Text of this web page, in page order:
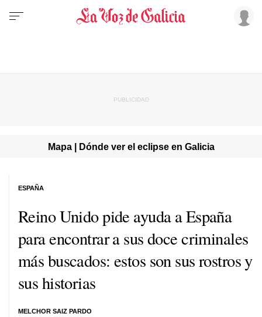
Mapa | Dónde ver el eclipse en Galicia
Reino Unido pide ayuda a España
para encontrar a sus doce criminales
más buscados: estos son sus rostros y
sus historias
MELCHOR SAIZ PARDO
ESPAÑA